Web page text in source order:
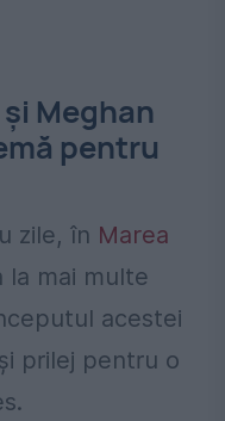
Meghan
pentru
zile, în Marea
la mai multe
acestei
prilej pentru o